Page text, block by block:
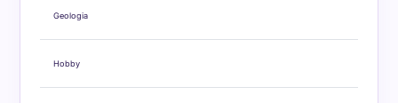
Geologia
Hobby